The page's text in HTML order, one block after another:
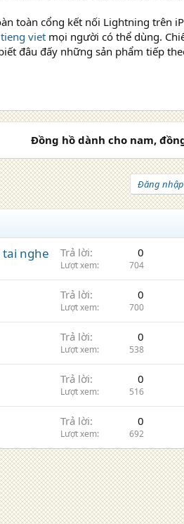
toàn cổng kết nối Lightning trên
viet mọi người có thể dùng.
đâu đấy những sản phẩm tiếp
Đồng hồ dành cho nam,
Đăng
tai nghe Trả lời 0
Lượt xem 704
Trả lời 0
Lượt xem 700
Trả lời 0
Lượt xem 538
Trả lời 0
Lượt xem 516
Trả lời 0
Lượt xem 692